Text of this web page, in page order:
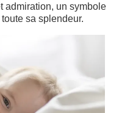
admiration, un symbole
sa splendeur.